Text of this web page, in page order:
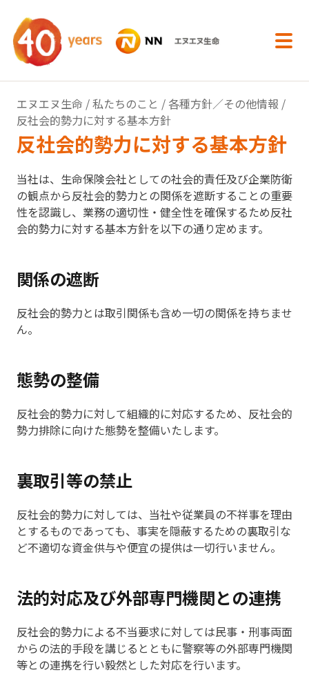
エヌエヌ生命 /私たちのこと / 各種方針／その他情報 /
反社会的勢力に対する基本方針
反社会的勢力に対する基本方針
当社は、生命保険会社としての社会的責任及び企業防衛
の観点から反社会的勢力との関係を遮断することの重要
性を認識し、業務の適切性・健全性を確保するため反社
会的勢力に対する基本方針を以下の通り定めます。
関係の遮断
反社会的勢力とは取引関係も含め一切の関係を持ちませ
ん。
態勢の整備
反社会的勢力に対して組織的に対応するため、反社会的
勢力排除に向けた態勢を整備いたします。
裏取引等の禁止
反社会的勢力に対しては、当社や従業員の不祥事を理由
とするものであっても、事実を隠蔽するための裏取引な
ど不適切な資金供与や便宜の提供は一切行いません。
法的対応及び外部専門機関との連携
反社会的勢力による不当要求に対しては民事・刑事両面
からの法的手段を講じるとともに警察等の外部専門機関
等との連携を行い毅然とした対応を行います。